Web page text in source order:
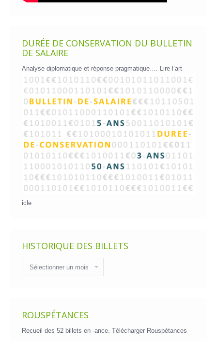
DURÉE DE CONSERVATION DU BULLETIN
DE SALAIRE
Analyse diplomatique et réponse pragmatique…. Lire l’art
icle
HISTORIQUE DES BILLETS
des
billets
ROUSPÉTANCES
Recueil des 52 billets en -ance. Télécharger Rouspétances